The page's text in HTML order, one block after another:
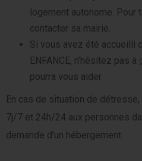
logement autonome. Pour
contacter sa mairie.
Si vous avez été accueilli
ENFANCE, n’hésitez pas à
pourra vous aider.
En cas de situation de détresse,
7j/7 et 24h/24 aux personnes
demande d’un hébergement.